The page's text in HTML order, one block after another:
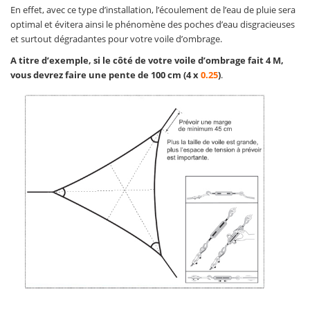
En effet, avec ce type d’installation, l’écoulement de l’eau de pluie sera
optimal et évitera ainsi le phénomène des poches d’eau disgracieuses
et surtout dégradantes pour votre voile d’ombrage.
A titre d’exemple, si le côté de votre voile d’ombrage fait 4 M,
vous devrez faire une pente de 100 cm (4 x0.25).